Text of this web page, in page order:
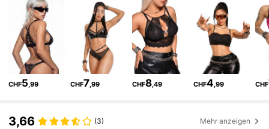
6K Follower
4,77 6K Follower
CHF5,99 CHF7,99 CHF8,49 CHF4,99 CHF
3,66 (3) Mehr anzeigen